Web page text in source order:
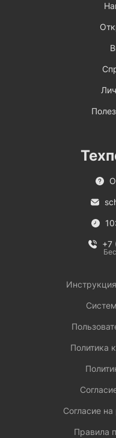
+7
Политика
Согласие
Правила